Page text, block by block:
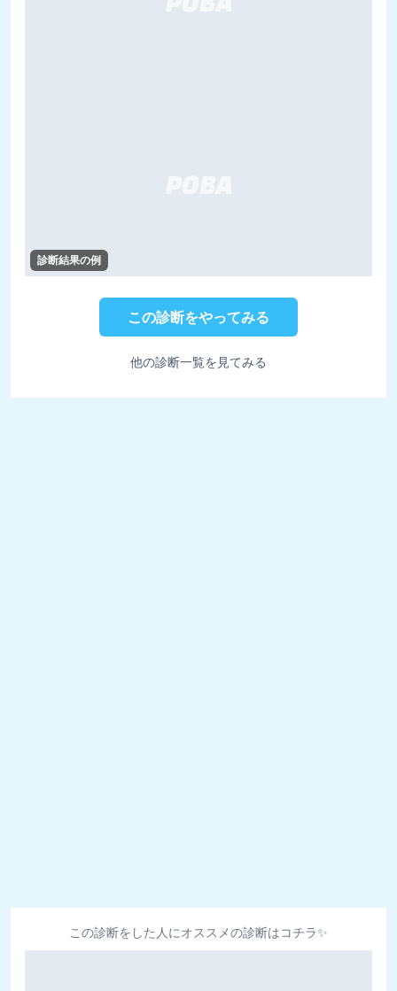
診断結果の例
この診断をやってみる
他の診断一覧を見てみる
この診断をした人にオススメの診断はコチラ✨